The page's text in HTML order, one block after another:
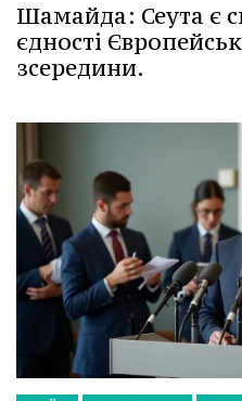
Шамайда: Сеута є
єдності
зсередини.